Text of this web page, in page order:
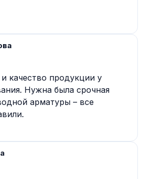
качество продукции у
Нужна была срочная
арматуры – все